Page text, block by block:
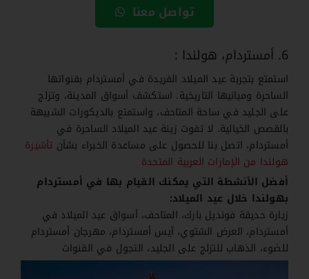
تواصل معنا
6. أمستردام، هولندا :
استمتع بتجربة عيد الميلاد الفريدة في أمستردام بقنواتها
الساحرة ومبانيها التاريخية. استكشف أسواق المدينة، وتزلج
على الجليد في ساحة المتاحف، واستمتع بالديكورات الشبيهة
بالقصص الخيالية. لا تفوت زينة عيد الميلاد الساحرة في
أمستردام، اتصل بنا للحصول على مساعدة الخبراء بشأن تأشيرة
هولندا من الإمارات العربية المتحدة
أفضل الأنشطة التي يمكنك القيام بها في أمستردام
بهولندا خلال عيد الميلاد:
زيارة حديقة فونديل بارك، المتاحف، أسواق عيد الميلاد في
أمستردام، العرض الشتوي، آيس أمستردام، مهرجان أمستردام
للضوء، الذهاب للتزلج على الجليد، التجول في القنوات